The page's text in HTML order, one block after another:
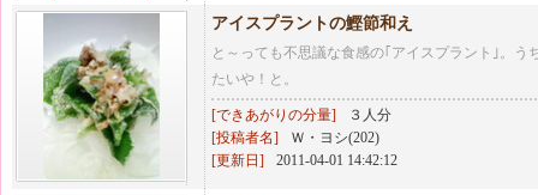
アイスプラントの鰹節和え
と～っても不思議な食感の｢アイスプラント｣。う
たいや！と。
[できあがりの分量]
３人分
[投稿者名]
Ｗ・ヨシ(202)
[更新日]
2011-04-01 14:42:12